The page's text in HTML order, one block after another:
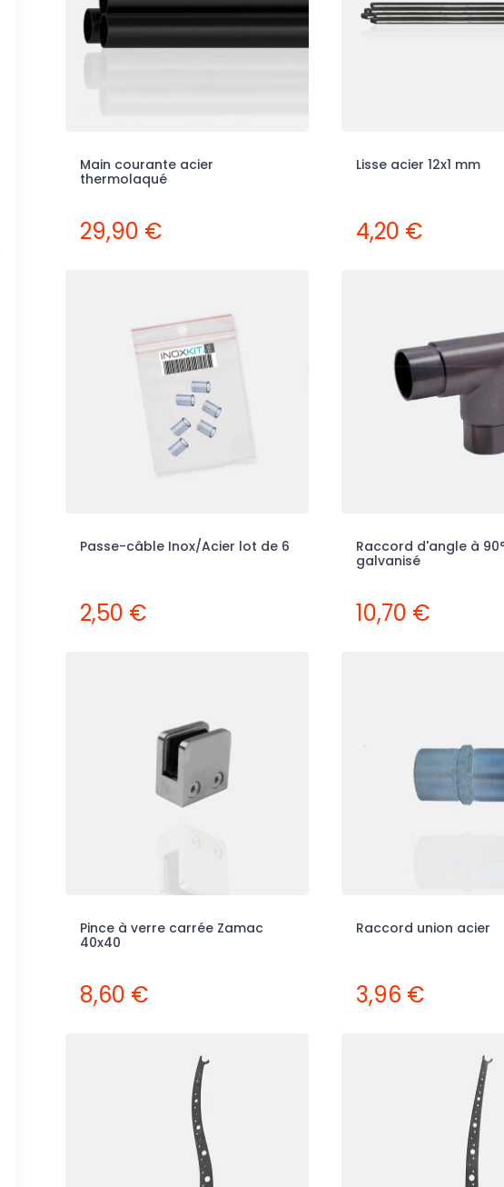
Déstockage voile
Déstockage voile
d'ombrage triangle
Déstockage mât
pour voile
Main courante acier
thermolaqué
29,90 €
Lisse acier 12x1 mm
4,20 €
Passe-câble Inox/Acier lot de 6
2,50 €
Raccord d'angle à
galvanisé
10,70 €
Pince à verre carrée Zamac
40x40
8,60 €
Raccord union acier
3,96 €